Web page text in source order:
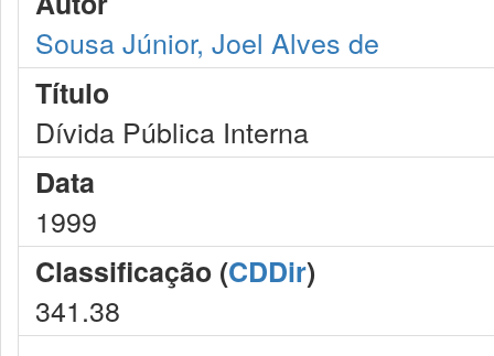
Sousa Júnior, Joel Alves de
Título
Dívida Pública Interna
Data
1999
Classificação (CDDir)
341.38